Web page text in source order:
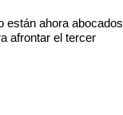
están ahora abocados
afrontar el tercer